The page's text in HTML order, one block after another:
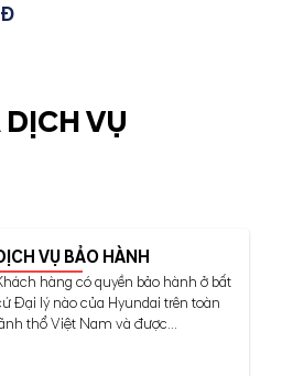
VỤ
VỤ BẢO HÀNH
hàng có quyền bảo hành ở bất
Đại lý nào của Hyundai trên toàn
thổ Việt Nam và được...